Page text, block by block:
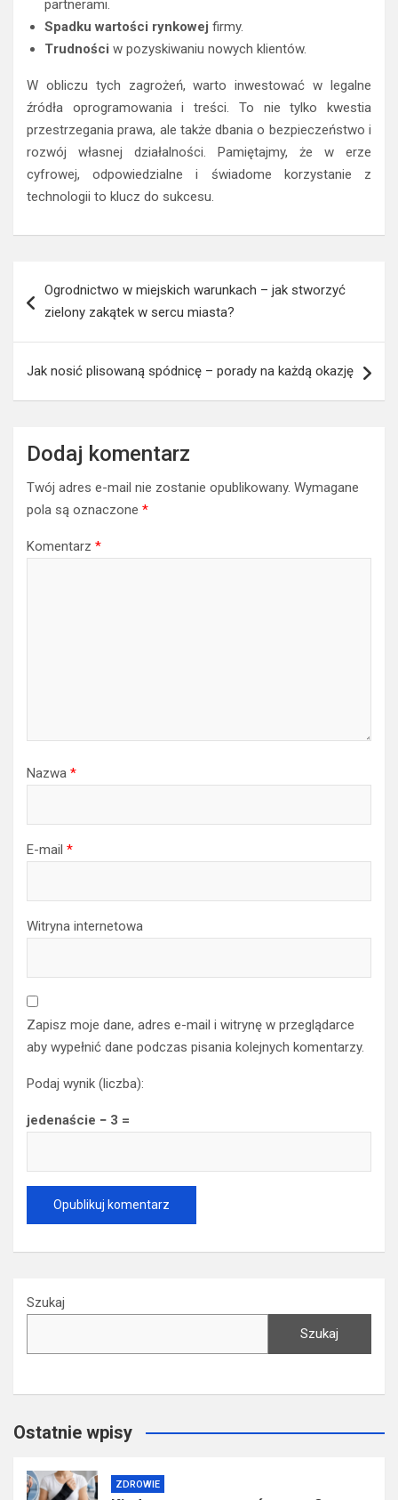
partnerami.
Spadku wartości rynkowej firmy.
Trudności w pozyskiwaniu nowych klientów.
W obliczu tych zagrożeń, warto inwestować w legalne
źródła oprogramowania i treści. To nie tylko kwestia
przestrzegania prawa, ale także dbania o bezpieczeństwo i
rozwój własnej działalności. Pamiętajmy, że w erze
cyfrowej, odpowiedzialne i świadome korzystanie z
technologii to klucz do sukcesu.
wpisu
Ogrodnictwo w miejskich warunkach – jak stworzyć
zielony zakątek w sercu miasta?
Jak nosić plisowaną spódnicę – porady na każdą okazję
Dodaj komentarz
Twój adres e-mail nie zostanie opublikowany. Wymagane
pola są oznaczone *
Komentarz *
Nazwa *
E-mail *
Witryna internetowa
Zapisz moje dane, adres e-mail i witrynę w przeglądarce
aby wypełnić dane podczas pisania kolejnych komentarzy.
Podaj wynik (liczba):
jedenaście − 3 =
Szukaj
Szukaj
Ostatnie wpisy
ZDROWIE